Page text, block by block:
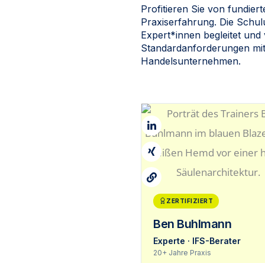
Profitieren Sie von
Praxiserfahrung. Die
Expert*innen begleitet und
Standardanforderungen
Handelsunternehmen.
Linkedin-
in
Xing
Link
ZERTIFIZIERT
Ben Buhlmann
Experte · IFS-Berater
20+ Jahre Praxis